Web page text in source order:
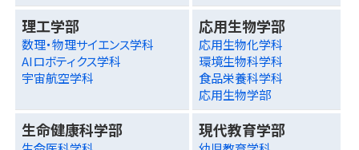
理工学部
数理・物理サイエンス学科
AIロボティクス学科
宇宙航空学科
応用生物学部
応用生物化学科
環境生物科学科
食品栄養科学科
応用生物学部
生命健康科学部 現代教育学部